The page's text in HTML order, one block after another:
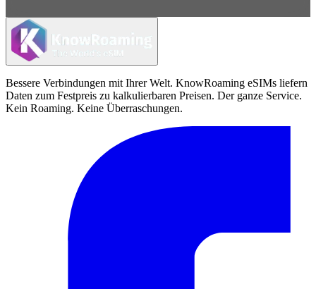
Bessere Verbindungen mit Ihrer Welt. KnowRoaming eSIMs liefern
Daten zum Festpreis zu kalkulierbaren Preisen. Der ganze Service.
Kein Roaming. Keine Überraschungen.